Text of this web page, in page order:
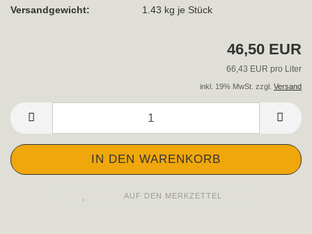
Versandgewicht:
1.43 kg je Stück
46,50 EUR
66,43 EUR pro Liter
inkl. 19% MwSt. zzgl. Versand
AUF DEN MERKZETTEL